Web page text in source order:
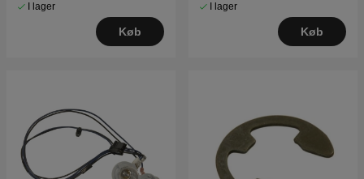
I lager
Køb
I lager
Køb